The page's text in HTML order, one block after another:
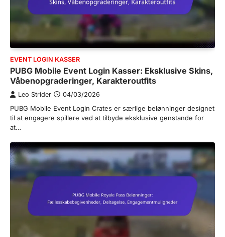
EVENT LOGIN KASSER
PUBG Mobile Event Login Kasser: Eksklusive Skins,
Våbenopgraderinger, Karakteroutfits
Leo Strider 04/03/2026
PUBG Mobile Event Login Crates er særlige belønninger designet
til at engagere spillere ved at tilbyde eksklusive genstande for
at…